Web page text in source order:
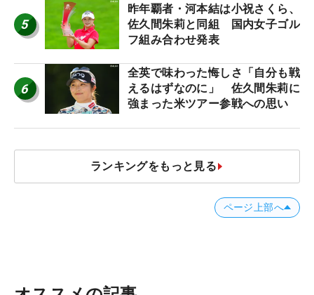
ロたちの“飛ばしギア”】
5
昨年覇者・河本結は小祝さくら、
佐久間朱莉と同組 国内女子ゴル
フ組み合わせ発表
6
全英で味わった悔しさ「自分も戦
えるはずなのに」 佐久間朱莉に
強まった米ツアー参戦への思い
ランキングをもっと見る
ページ上部へ